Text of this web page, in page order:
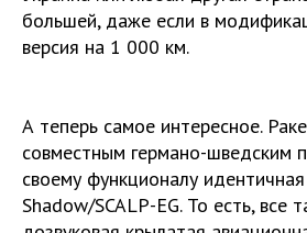
большей, даже если в
версия на 1 000 км.
А теперь самое интересное.
совместным германо-шведским
своему функционалу
Shadow/SCALP-EG. То есть, все